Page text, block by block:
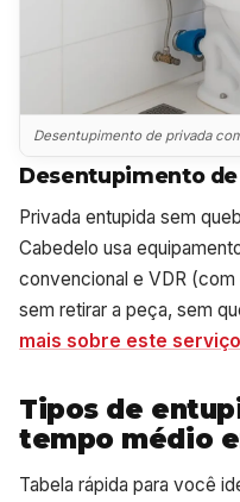
Desentupimento de privada
Desentupimento
Privada entupida sem
Cabedelo usa
convencional e VDR
sem retirar a peça, sem
mais sobre este
Tipos de
tempo médio
Tabela rápida para você